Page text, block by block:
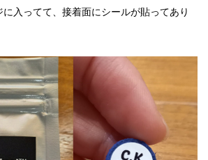
入ってて、接着面にシールが貼ってあり